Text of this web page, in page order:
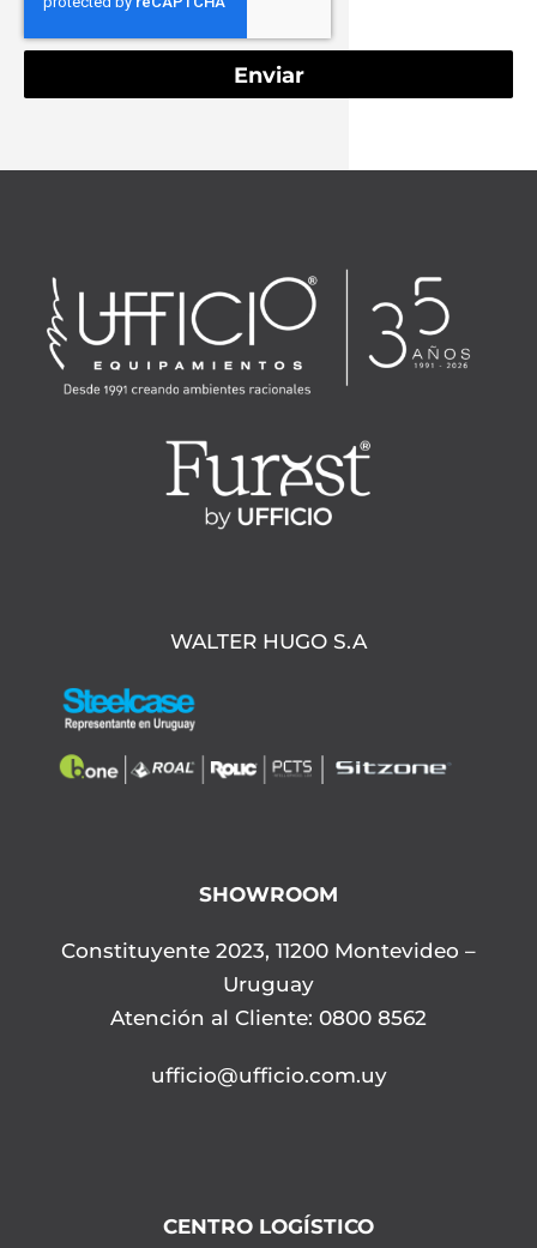
Enviar
WALTER HUGO S.A
SHOWROOM
Constituyente 2023, 11200 Montevideo –
Uruguay
Atención al Cliente: 0800 8562
ufficio@ufficio.com.uy
CENTRO LOGÍSTICO